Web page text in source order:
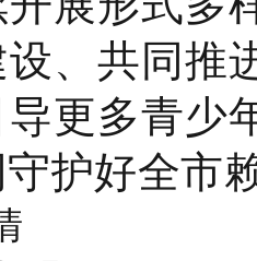
、共同推
更多青少
护好全市